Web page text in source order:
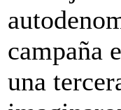
campaña
una